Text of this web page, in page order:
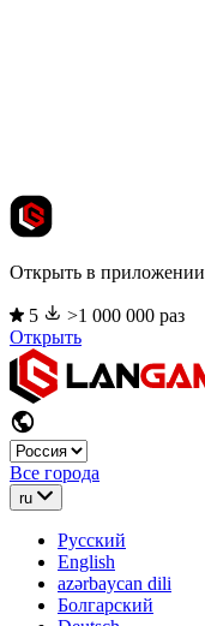
Открыть в приложении
5
>1 000 000 раз
Открыть
Все города
ru
Русский
English
azərbaycan dili
Болгарский